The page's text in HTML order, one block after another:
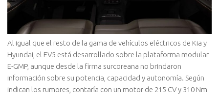
Al igual que el resto de la gama de vehículos eléctricos de Kia y
Hyundai, el EV5 está desarrollado sobre la plataforma modular
E-GMP, aunque desde la firma surcoreana no brindaron
información sobre su potencia, capacidad y autonomía. Según
indican los rumores, contaría con un motor de 215 CV y 310 Nm